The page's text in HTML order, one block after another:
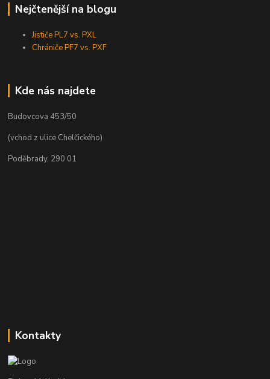
Nejčtenější na blogu
Jističe PL7 vs. PXL
Chrániče PF7 vs. PXF
Kde nás najdete
Budovcova 453/50
(vchod z ulice Chelčického)
Poděbrady, 290 01
Kontakty